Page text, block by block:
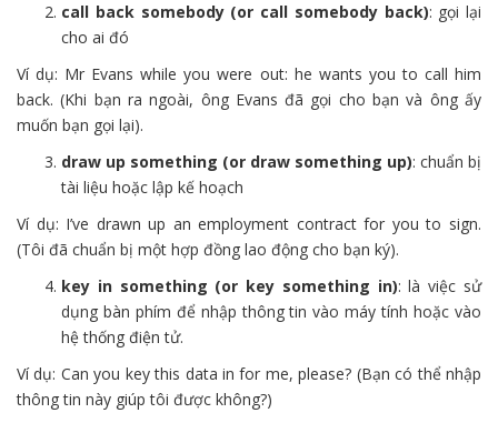
call back somebody (or call somebody back): gọi lại
cho ai đó
Ví dụ: Mr Evans while you were out: he wants you to call him
back. (Khi bạn ra ngoài, ông Evans đã gọi cho bạn và ông ấy
muốn bạn gọi lại).
draw up something (or draw something up): chuẩn bị
tài liệu hoặc lập kế hoạch
Ví dụ: I’ve drawn up an employment contract for you to sign.
(Tôi đã chuẩn bị một hợp đồng lao động cho bạn ký).
key in something (or key something in): là việc sử
dụng bàn phím để nhập thông tin vào máy tính hoặc vào
hệ thống điện tử.
Ví dụ: Can you key this data in for me, please? (Bạn có thể nhập
thông tin này giúp tôi được không?)